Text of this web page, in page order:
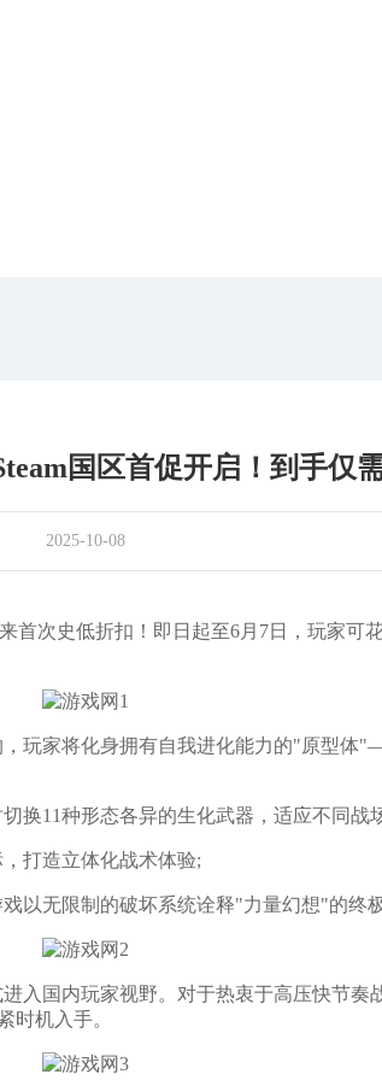
国区首促开启！到手仅
2025-10-08
次史低折扣！即日起至6月7日，玩家可
家将化身拥有自我进化能力的"原型体
11种形态各异的生化武器，适应不同战
打造立体化战术体验;
无限制的破坏系统诠释"力量幻想"的终极
国内玩家视野。对于热衷于高压快节奏
时机入手。